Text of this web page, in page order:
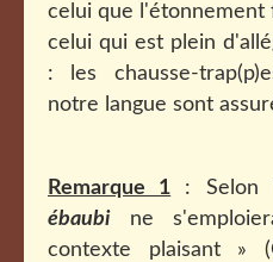
celui que l'étonnement
celui qui est plein
: les chausse-
notre langue sont
Remarque 1 : Selon
ébaubine
contexte plaisant »